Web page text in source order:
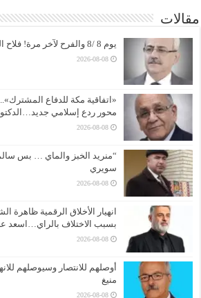
مقالات
يوم 8 /8 والفرح لآخر مرة! فلاح المشعل
2026-08-08
«اتفاقية مكة للدفاع
محور ردع إسلامي
2026-08-08
“منريد الخبز والماي … بس
سويري
2026-08-08
انهيار الأخلاق الرقمية ظاهرة
بسبب الاختلاف بالراي…اسعد
2026-08-08
أوصلهم للانتصار وسيوصلهم
منيغ
2026-08-08